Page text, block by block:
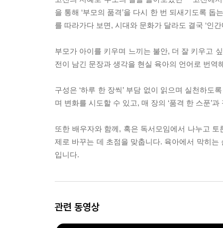
을 통해 ‘부모의 품격’을 다시 한 번 되새기도록
를 따라가다 보면, 시대와 문화가 달라도 결국 ‘인
부모가 아이를 키우며 느끼는 불안, 더 잘 키우고
전이 남긴 문장과 생각을 현실 육아의 언어로 번
구성은 ‘하루 한 장씩’ 부담 없이 읽으며 실천하
며 변화를 시도할 수 있고, 매 장의 ‘품격 한 스푼’
또한 배우자와 함께, 혹은 독서모임에서 나누고
제로 바꾸는 데 초점을 맞춥니다. 육아에서 막히는
입니다.
관련 동영상